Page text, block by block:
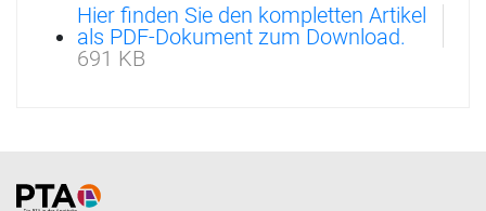
Hier finden Sie den kompletten Artikel
als PDF-Dokument zum Download.
691 KB
Home